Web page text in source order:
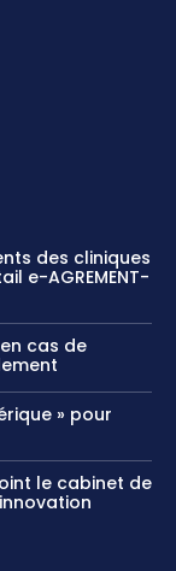
des cliniques
e-AGREMENT-
cas de
» pour
le cabinet de